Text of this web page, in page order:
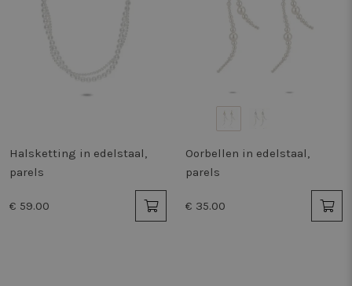
Halsketting in edelstaal,
parels
€ 59.00
Oorbellen in edelstaal,
parels
€ 35.00